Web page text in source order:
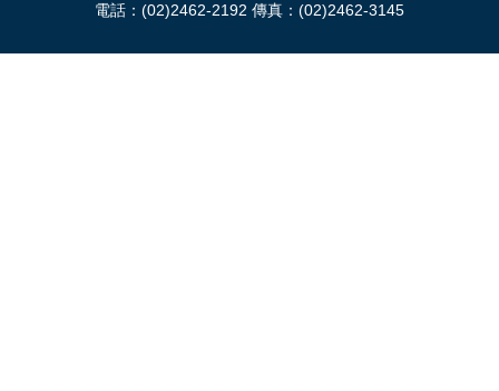
電話：(02)2462-2192 傳真：(02)2462-3145